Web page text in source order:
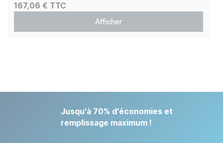
167,06 € TTC
Afficher
Jusqu'à 70% d'économies et
remplissage maximum !